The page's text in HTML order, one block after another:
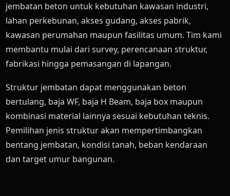
jembatan beton untuk kebutuhan kawasan industri,
lahan perkebunan, akses gudang, akses pabrik,
kawasan perumahan maupun fasilitas umum. Tim kami
membantu mulai dari survey, perencanaan struktur,
fabrikasi hingga pemasangan di lapangan.
Struktur jembatan dapat menggunakan beton
bertulang, baja WF, baja H Beam, baja box maupun
kombinasi material lainnya sesuai kebutuhan teknis.
Pemilihan jenis struktur akan mempertimbangkan
bentang jembatan, kondisi tanah, beban kendaraan
dan target umur bangunan.